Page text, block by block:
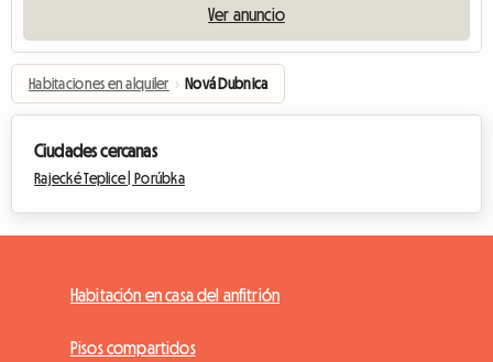
Ver anuncio
Habitaciones en alquiler › Nová Dubnica
Ciudades cercanas
Rajecké Teplice | Porúbka
Habitación en casa del anfitrión
Pisos compartidos